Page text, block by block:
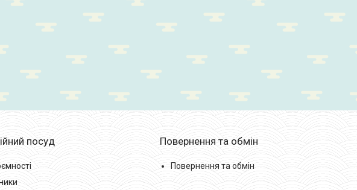
посуд Повернення та обмін
Повернення та обмін